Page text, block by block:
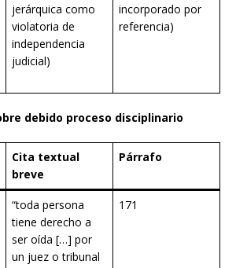
jerárquica como
violatoria de
independencia
judicial)
incorporado por
referencia)
debido proceso disciplinario
Cita textual
breve
Párrafo
“toda persona
tiene derecho a
ser oída […] por
un juez o tribunal
171